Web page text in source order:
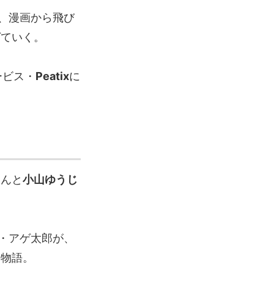
漫画から飛び
いく。
ス・ Peatixに
と小山ゆうじ
ゲ太郎が、
語。